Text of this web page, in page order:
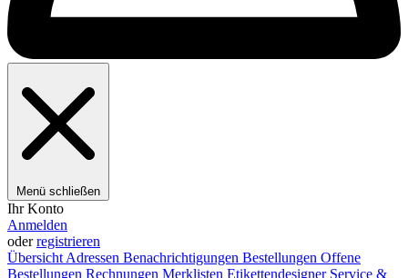
Menü schließen
Ihr Konto
Anmelden
oderregistrieren
Übersicht Adressen Benachrichtigungen Bestellungen Offene
Bestellungen Rechnungen Merklisten Etikettendesigner Service &